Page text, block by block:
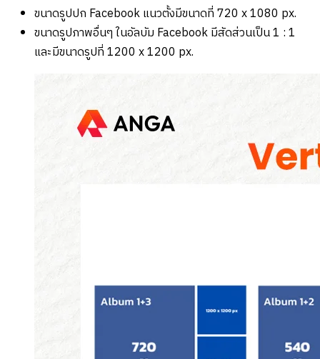
ขนาดรูปปก Facebook แนวตั้งมีขนาดที่ 720 x 1080 px.
ขนาดรูปภาพอื่นๆ ในอัลบัม Facebook มีสัดส่วนเป็น 1 : 1
และมีขนาดรูปที่ 1200 x 1200 px.